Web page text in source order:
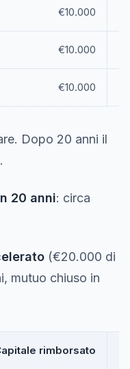
€10.000
€10.000
€10.000
Dopo 20 anni il
20 anni: circa
(€20.000 di
mutuo chiuso in
rimborsato